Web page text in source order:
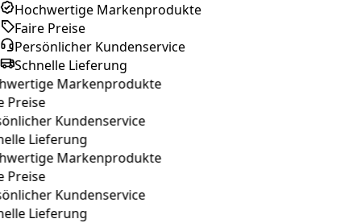
Hochwertige Markenprodukte
Faire Preise
Persönlicher Kundenservice
Schnelle Lieferung
Markenprodukte
Kundenservice
Lieferung
Markenprodukte
Kundenservice
Lieferung